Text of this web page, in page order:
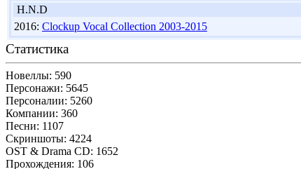
H.N.D
2016: Clockup Vocal Collection 2003-2015
Статистика
Новеллы: 590
Персонажи: 5645
Персоналии: 5260
Компании: 360
Песни: 1107
Скриншоты: 4224
OST & Drama CD: 1652
Прохождения: 106